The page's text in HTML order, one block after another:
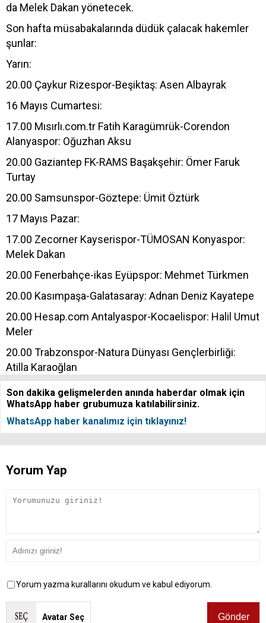
da Melek Dakan yönetecek.
Son hafta müsabakalarında düdük çalacak hakemler
şunlar:
Yarın:
20.00 Çaykur Rizespor-Beşiktaş: Asen Albayrak
16 Mayıs Cumartesi:
17.00 Mısırlı.com.tr Fatih Karagümrük-Corendon
Alanyaspor: Oğuzhan Aksu
20.00 Gaziantep FK-RAMS Başakşehir: Ömer Faruk
Turtay
20.00 Samsunspor-Göztepe: Ümit Öztürk
17 Mayıs Pazar:
17.00 Zecorner Kayserispor-TÜMOSAN Konyaspor:
Melek Dakan
20.00 Fenerbahçe-ikas Eyüpspor: Mehmet Türkmen
20.00 Kasımpaşa-Galatasaray: Adnan Deniz Kayatepe
20.00 Hesap.com Antalyaspor-Kocaelispor: Halil Umut
Meler
20.00 Trabzonspor-Natura Dünyası Gençlerbirliği:
Atilla Karaoğlan
Son dakika gelişmelerden anında haberdar olmak için
WhatsApp haber grubumuza katılabilirsiniz.
WhatsApp haber kanalımız için tıklayınız!
Yorum Yap
Yorum yazma kurallarını okudum ve kabul ediyorum.
Avatar Seç